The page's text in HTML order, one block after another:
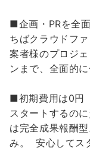
■企画・PRを全
ちばクラウドフ
案者様のプロジ
ンまで、全面的
■初期費用は0円
スタートするの
は完全成果報酬
み。 安心してス